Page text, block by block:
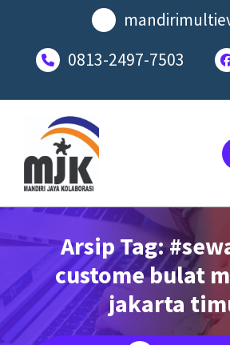
0813-2497-7503
Arsip Tag:
custome bulat
jakarta